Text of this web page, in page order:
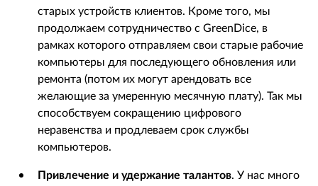
старых устройств клиентов. Кроме того, мы
продолжаем сотрудничество с GreenDice, в
рамках которого отправляем свои старые рабочие
компьютеры для последующего обновления или
ремонта (потом их могут арендовать все
желающие за умеренную месячную плату). Так мы
способствуем сокращению цифрового
неравенства и продлеваем срок службы
компьютеров.
Привлечение и удержание талантов. У нас много